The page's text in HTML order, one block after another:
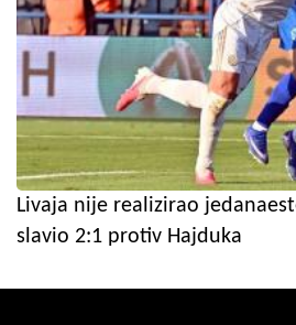
Livaja nije realizirao
slavio 2:1 protiv Hajduka